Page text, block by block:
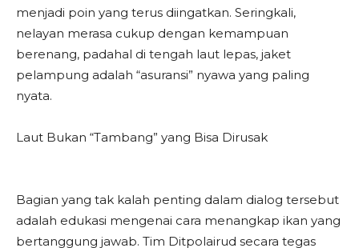
menjadi poin yang terus diingatkan. Seringkali,
nelayan merasa cukup dengan kemampuan
berenang, padahal di tengah laut lepas, jaket
pelampung adalah “asuransi” nyawa yang paling
nyata.
Laut Bukan “Tambang” yang Bisa Dirusak
Bagian yang tak kalah penting dalam dialog tersebut
adalah edukasi mengenai cara menangkap ikan yang
bertanggung jawab. Tim Ditpolairud secara tegas